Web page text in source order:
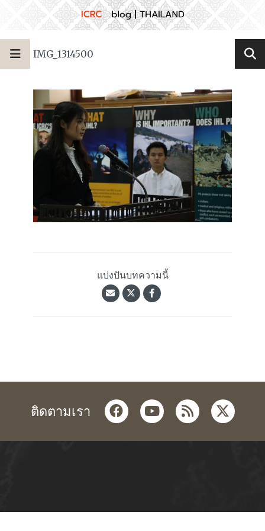
IMG_1314500
แบ่งปันบทความนี้
ติดตามเรา facebookyoutube
rss twitter